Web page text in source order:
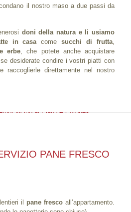
il nostro maso a due passi da
doni della natura e li usiamo
in casacomesucchi di frutta,
erbe, che potete anche acquistare
desiderate condire i vostri piatti con
raccoglierle direttamente nel nostro
PANE FRESCO
il pane fresco all’appartamento.